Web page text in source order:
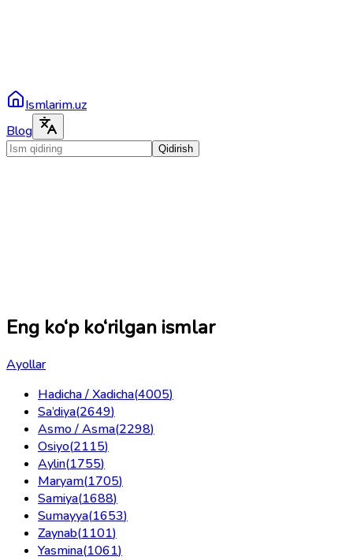
Ismlarim.uz
Blog
Qidirish
Eng ko‘p ko‘rilgan ismlar
Ayollar
Hadicha / Xadicha(4005)
Sa’diya(2649)
Asmo / Asma(2298)
Osiyo(2115)
Aylin(1755)
Maryam(1705)
Samiya(1688)
Sumayya(1653)
Zaynab(1101)
Yasmina(1061)